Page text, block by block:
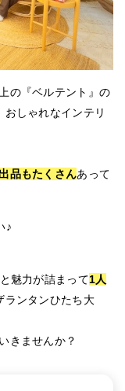
の『ベルテント』の
しゃれなインテリ
品もたくさんあって
♪
魅力が詰まって1人
ランタンひたち大
きませんか？